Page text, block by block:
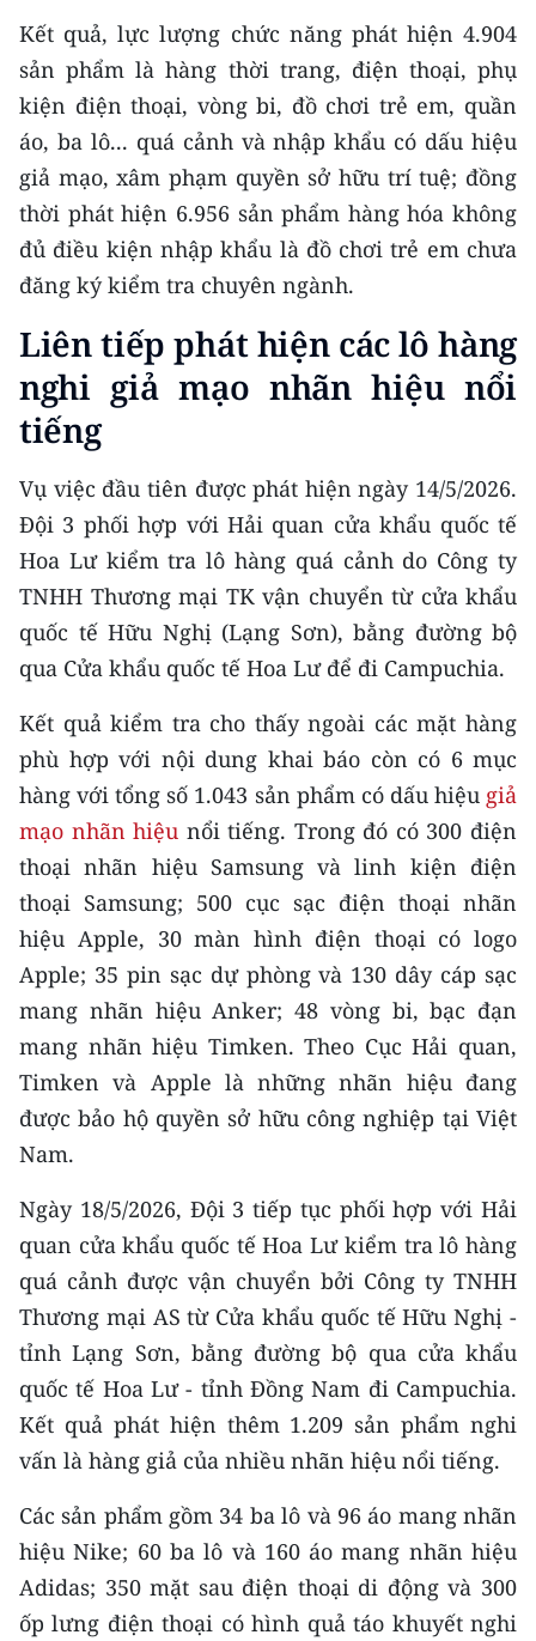
Media Pháp luật
Media Du lịch
Media Thế giới
Media Thể thao
Media Giáo dục
Media Y tế
Media Khoa học - Công nghệ
Media Môi trường
Infographic
TIN MỚI
TIN ĐỊA PHƯƠNG
Đồng bằng sông Hồng
Bắc Trung Bộ
Duyên hải Nam Trung Bộ và Tây
Nguyên
Đông Nam Bộ
Đồng bằng sông Cửu Long
Chuyên trang Hà Nội
Chuyên trang TP. Hồ Chí Minh
CHUYÊN ĐỀ
CÁC CHUYÊN TRANG
VỀ BÁO NHÂN DÂN
THỜI NAY
NHÂN DÂN CUỐI TUẦN
NHÂN DÂN HẰNG THÁNG
MUA BÁO
ĐỌC BÁO IN
Kết quả, lực lượng chức năng phát hiện 4.904
sản phẩm là hàng thời trang, điện thoại, phụ
kiện điện thoại, vòng bi, đồ chơi trẻ em, quần
áo, ba lô... quá cảnh và nhập khẩu có dấu hiệu
giả mạo, xâm phạm quyền sở hữu trí tuệ; đồng
thời phát hiện 6.956 sản phẩm hàng hóa không
đủ điều kiện nhập khẩu là đồ chơi trẻ em chưa
đăng ký kiểm tra chuyên ngành.
Liên tiếp phát hiện các lô hàng
nghi giả mạo nhãn hiệu nổi
tiếng
Vụ việc đầu tiên được phát hiện ngày 14/5/2026.
Đội 3 phối hợp với Hải quan cửa khẩu quốc tế
Hoa Lư kiểm tra lô hàng quá cảnh do Công ty
TNHH Thương mại TK vận chuyển từ cửa khẩu
quốc tế Hữu Nghị (Lạng Sơn), bằng đường bộ
qua Cửa khẩu quốc tế Hoa Lư để đi Campuchia.
Kết quả kiểm tra cho thấy ngoài các mặt hàng
phù hợp với nội dung khai báo còn có 6 mục
hàng với tổng số 1.043 sản phẩm có dấu hiệu giả
mạo nhãn hiệu nổi tiếng. Trong đó có 300 điện
thoại nhãn hiệu Samsung và linh kiện điện
thoại Samsung; 500 cục sạc điện thoại nhãn
hiệu Apple, 30 màn hình điện thoại có logo
Apple; 35 pin sạc dự phòng và 130 dây cáp sạc
mang nhãn hiệu Anker; 48 vòng bi, bạc đạn
mang nhãn hiệu Timken. Theo Cục Hải quan,
Timken và Apple là những nhãn hiệu đang
được bảo hộ quyền sở hữu công nghiệp tại Việt
Nam.
Ngày 18/5/2026, Đội 3 tiếp tục phối hợp với Hải
quan cửa khẩu quốc tế Hoa Lư kiểm tra lô hàng
quá cảnh được vận chuyển bởi Công ty TNHH
Thương mại AS từ Cửa khẩu quốc tế Hữu Nghị -
tỉnh Lạng Sơn, bằng đường bộ qua cửa khẩu
quốc tế Hoa Lư - tỉnh Đồng Nam đi Campuchia.
Kết quả phát hiện thêm 1.209 sản phẩm nghi
vấn là hàng giả của nhiều nhãn hiệu nổi tiếng.
Các sản phẩm gồm 34 ba lô và 96 áo mang nhãn
hiệu Nike; 60 ba lô và 160 áo mang nhãn hiệu
Adidas; 350 mặt sau điện thoại di động và 300
ốp lưng điện thoại có hình quả táo khuyết nghi